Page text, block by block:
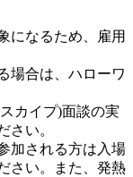
になるため、雇用
場合は、ハローワ
カイプ)面談の実
さい。
加される方は入場
さい。また、発熱